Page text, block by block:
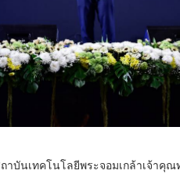
บันเทคโนโลยีพระจอมเกล้าเจ้าคุ